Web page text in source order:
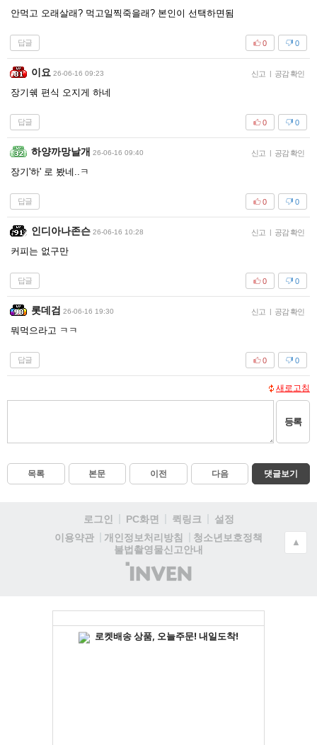
안먹고 오래살래? 먹고일찍죽을래? 본인이 선택하면됨
답글 0
0
이요 26-06-16 09:23 신고 | 공감 확인
장기쉒 편식 오지게 하네
답글 0
0
하양까망날개 26-06-16 09:40 신고 | 공감 확인
장기'하' 로 봤네..ㅋ
답글 0
0
인디아나존슨 26-06-16 10:28 신고 | 공감 확인
커피는 없구만
답글 0
0
롯데검 26-06-16 19:30 신고 | 공감 확인
뭐먹으라고 ㅋㅋ
답글 0
0
새로고침
등록
목록 본문 이전 다음 댓글보기
로그인 PC화면 퀵링크
설정
이용약관
개인정보처리방침
청소년보호정책
불법촬영물신고안내
(주)
인
▲